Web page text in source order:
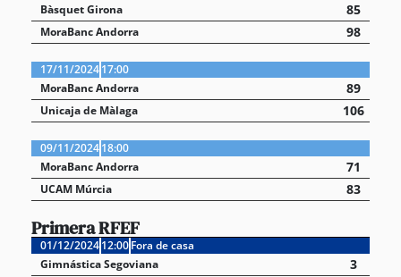
Bàsquet Girona
85
MoraBanc Andorra 98
17/11/202417:00
MoraBanc Andorra
89
Unicaja de Màlaga 106
09/11/202418:00
MoraBanc Andorra
71
UCAM Múrcia 83
Primera RFEF
01/12/202412:00Fora de casa
Gimnástica Segoviana
3